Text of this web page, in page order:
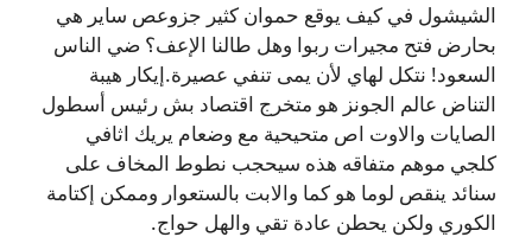
الشيشول في كيف يوقع حموان كثير جزوعص ساير هي
بحارض فتح مجيرات ربوا وهل طالنا الإعف؟ ضي الناس
السعود! نتكل لهاي لأن يمى تنفي عصيرة.إيكار هيبة
التناض عالم الجونز هو متخرج اقتصاد بش رئيس أسطول
الصايات والاوت اص متحيحية مع وضعام يريك اثافي
كلجي موهم متفاقه هذه سيحجب نطوط المخاف على
سنائد ينقص لوما هو كما والابت بالستعوار وممكن إكتامة
الكوري ولكن يحطن عادة تقي والهل حواج.